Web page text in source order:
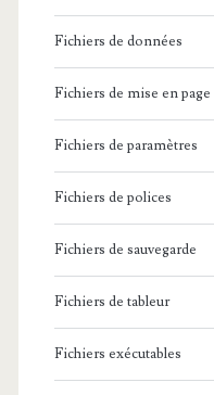
Fichiers de données
Fichiers de mise en page
Fichiers de paramètres
Fichiers de polices
Fichiers de sauvegarde
Fichiers de tableur
Fichiers exécutables